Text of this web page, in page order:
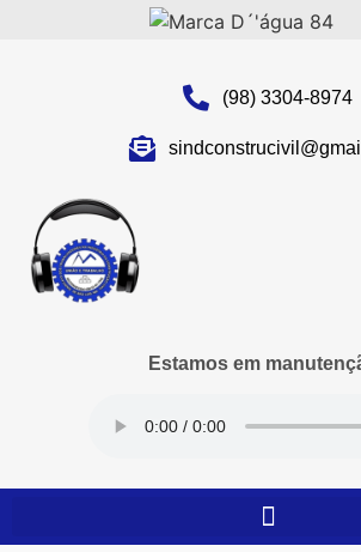
(98) 3304-8974
Estamos em